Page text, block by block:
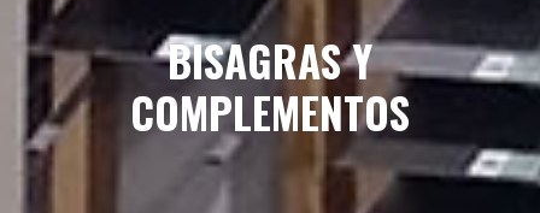
BISAGRAS Y
COMPLEMENTOS